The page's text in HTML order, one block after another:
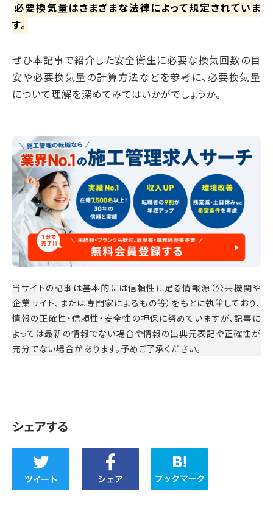
必要換気量はさまざまな法律によって規定されていま
す。
ぜひ本記事で紹介した安全衛生に必要な換気回数の目
安や必要換気量の計算方法などを参考に、必要換気量
について理解を深めてみてはいかがでしょうか。
当サイトの記事は基本的には信頼性に足る情報源（公共機関や
企業サイト、または専門家によるもの等）をもとに執筆しており、
情報の正確性・信頼性・安全性の担保に努めていますが、記事に
よっては最新の情報でない場合や情報の出典元表記や正確性が
充分でない場合があります。予めご了承ください。
シェアする